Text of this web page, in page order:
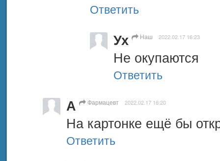
Ответить
Ух Наш 2022.02.17 16:23
Не окупаются
Ответить
А Фармацевт 2022.02.17 16:20
На картонке ещё бы
Ответить